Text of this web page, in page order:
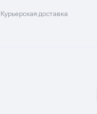
Курьерская доставка